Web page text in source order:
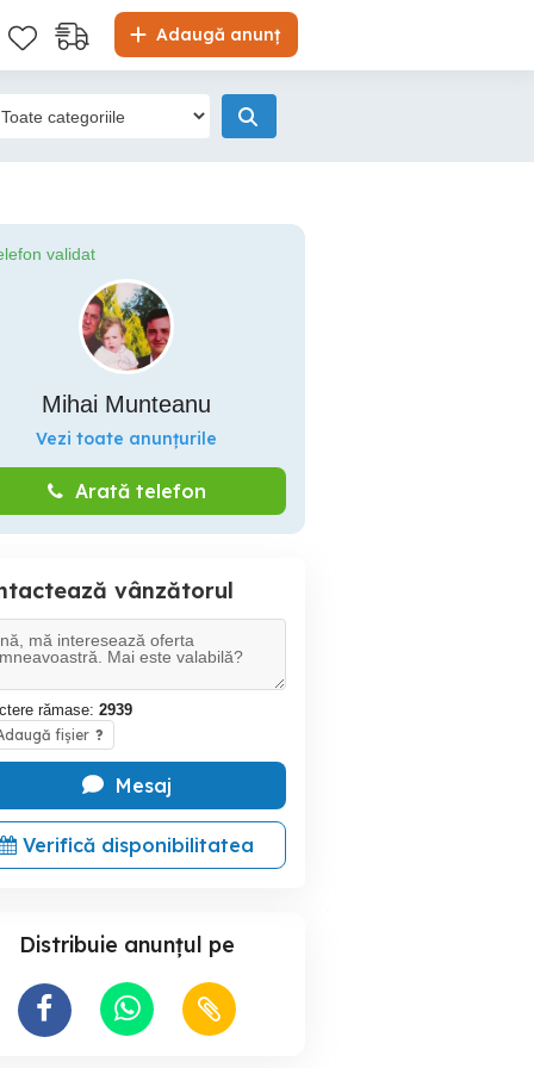
Adaugă anunț
validat
Mihai Munteanu
Vezi toate anunțurile
Arată telefon
vânzătorul
rămase: 2939
fișier ?
Mesaj
Verifică disponibilitatea
Distribuie anunțul pe